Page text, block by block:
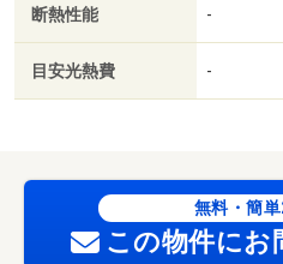
断熱性能 -
目安光熱費 -
無料・簡単
この物件にお